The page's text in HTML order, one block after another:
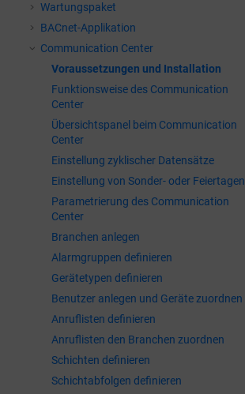
Wartungspaket
BACnet-Applikation
Communication Center
Voraussetzungen und Installation
Funktionsweise des Communication
Center
Übersichtspanel beim Communication
Center
Einstellung zyklischer Datensätze
Einstellung von Sonder- oder Feiertagen
Parametrierung des Communication
Center
Branchen anlegen
Alarmgruppen definieren
Gerätetypen definieren
Benutzer anlegen und Geräte zuordnen
Anruflisten definieren
Anruflisten den Branchen zuordnen
Schichten definieren
Schichtabfolgen definieren